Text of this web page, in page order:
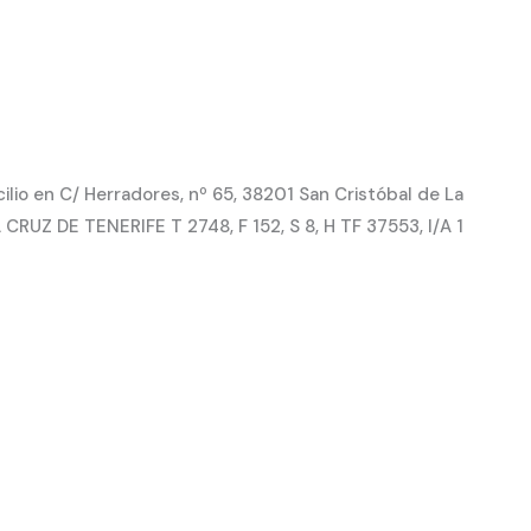
en C/ Herradores, nº 65, 38201 San Cristóbal de La
DE TENERIFE T 2748, F 152, S 8, H TF 37553, I/A 1